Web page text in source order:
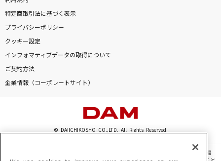
特定商取引法に基づく表示
プライバシーポリシー
クッキー設定
インフォマティブデータの取得について
ご契約方法
企業情報（コーポレートサイト）
© DAIICHIKOSHO CO.,LTD. All Rights Reserved.
このサイトに掲載されている一切の文章・画像・写真・動画・音声等を、手段や形態